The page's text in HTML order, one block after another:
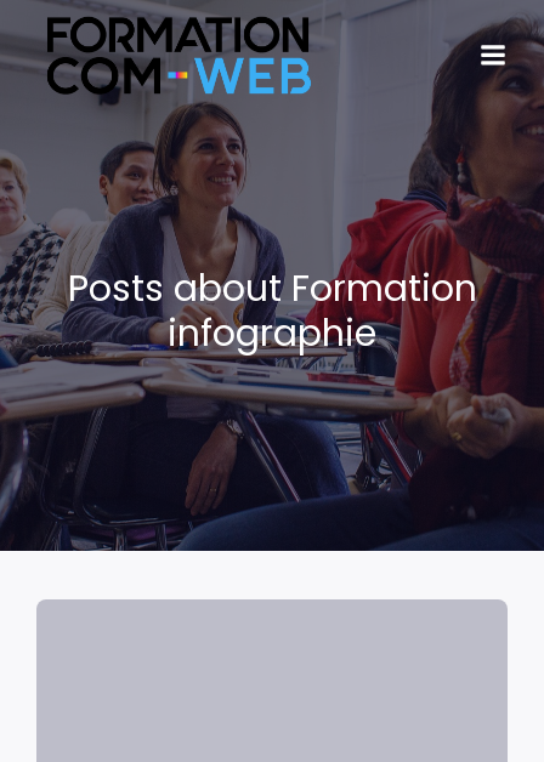
Posts about Formation
infographie